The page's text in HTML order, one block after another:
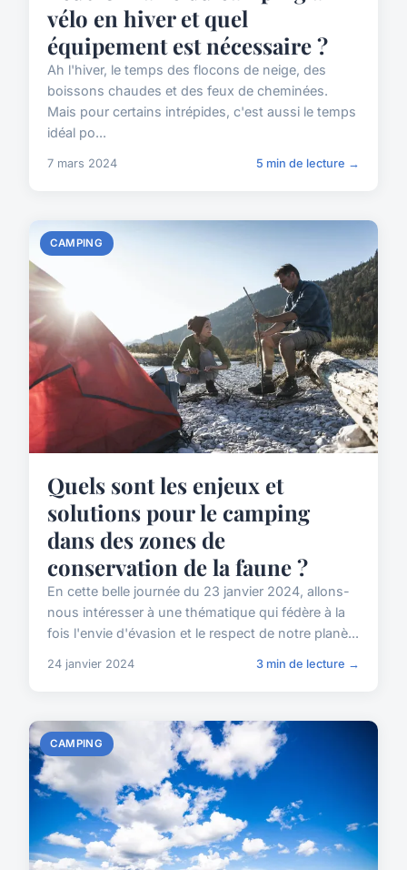
vélo en hiver et quel
équipement est nécessaire ?
Ah l'hiver, le temps des flocons de neige, des
boissons chaudes et des feux de cheminées.
Mais pour certains intrépides, c'est aussi le temps
idéal po...
7 mars 2024 5 min de lecture →
CAMPING
Quels sont les enjeux et
solutions pour le camping
dans des zones de
conservation de la faune ?
En cette belle journée du 23 janvier 2024, allons-
nous intéresser à une thématique qui fédère à la
fois l'envie d'évasion et le respect de notre planè...
24 janvier 2024 3 min de lecture →
CAMPING